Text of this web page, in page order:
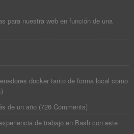
para nuestra web en función de una
docker tanto de forma local como
)
de un año (726 Comments)
de trabajo en Bash con este